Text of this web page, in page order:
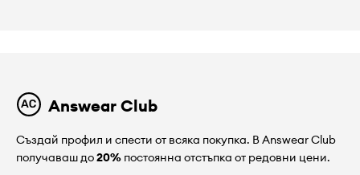
Answear Club
Създай профил и спести от всяка покупка. В Answear Club
получаваш до20% постоянна отстъпка от редовни цени.